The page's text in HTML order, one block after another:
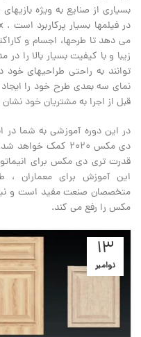
بسیاری از صنایع به ویژه
می دهد تا طرحها، اجسام و
زیبا و با کیفیت بسیار بالا را
توانند به راحتی طراحیهای خود
نمای سه بعدی طرح خود را
قبل از اجرا به مشتریان خود
در این دوره آموزشی به شما در
دی مکس 2020 کمک
قدرت تری دی مکس برای
این آموزش برای معماران ،
متخصصان صنعت مفید است و
مکس را رفع می کند.
13
نوامبر